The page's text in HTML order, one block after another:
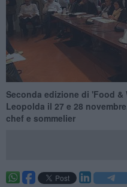
Seconda edizione di 'Food
Leopolda il 27 e 28
chef e sommelier